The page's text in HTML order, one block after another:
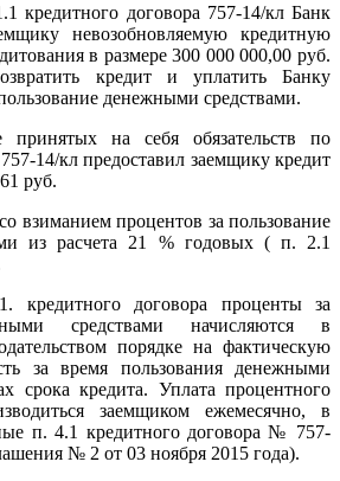
кредитного договора 757-14/кл Банк
невозобновляемую кредитную
в размере 300 000 000,00 руб.
кредит и уплатить Банку
денежными средствами.
на себя обязательств по
14/кл предоставил заемщику кредит
руб.
взиманием процентов за пользование
из расчета 21 % годовых ( п. 2.1
кредитного договора проценты за
средствами начисляются в
порядке на фактическую
за время пользования денежными
срока кредита. Уплата процентного
заемщиком ежемесячно, в
п. 4.1 кредитного договора № 757-
№ 2 от 03 ноября 2015 года).